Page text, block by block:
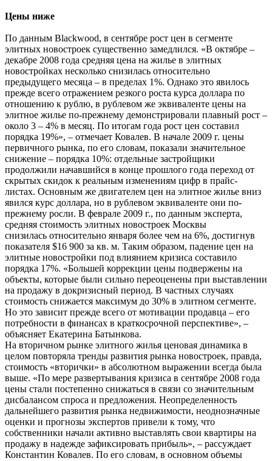
Цены ниже
По данным Blackwood, в сентябре рост цен в сегменте
элитных новостроек существенно замедлился. «В октябре –
декабре 2008 года средняя цена на жилье в элитных
новостройках несколько снизилась относительно
предыдущего месяца – в пределах 1%. Однако это явилось
прежде всего отражением резкого роста курса доллара по
отношению к рублю, в рублевом же эквиваленте цены на
элитное жилье по-прежнему демонстрировали плавный рост –
около 3 – 4% в месяц. По итогам года рост цен составил
порядка 19%», – отмечает Ковалев. В начале 2009 г. цены
первичного рынка, по его словам, показали значительное
снижение – порядка 10%: отдельные застройщики
продолжили начавшийся в конце прошлого года переход от
скрытых скидок к реальным изменениям цифр в прайс-
листах. Основным же двигателем цен на элитное жилье вниз
явился курс доллара, но в рублевом эквиваленте они по-
прежнему росли. В феврале 2009 г., по данным эксперта,
средняя стоимость элитных новостроек Москвы
снизилась относительно января более чем на 6%, достигнув
показателя $16 900 за кв. м. Таким образом, падение цен на
элитные новостройки под влиянием кризиса составило
порядка 17%. «Большей коррекции цены подвержены на
объекты, которые были сильно переоценены при выставлении
на продажу в докризисный период. В частных случаях
стоимость снижается максимум до 30% в элитном сегменте.
Но это зависит прежде всего от мотивации продавца – его
потребности в финансах в краткосрочной перспективе», –
объясняет Екатерина Батынкова.
На вторичном рынке элитного жилья ценовая динамика в
целом повторяла тренды развития рынка новостроек, правда,
стоимость «вторички» в абсолютном выражении всегда была
выше. «По мере развертывания кризиса в сентябре 2008 года
цены стали постепенно снижаться в связи со значительным
дисбалансом спроса и предложения. Неопределенность
дальнейшего развития рынка недвижимости, неоднозначные
оценки и прогнозы экспертов привели к тому, что
собственники начали активно выставлять свои квартиры на
продажу в надежде зафиксировать прибыль», – рассуждает
Константин Ковалев. По его словам, в основном объемы